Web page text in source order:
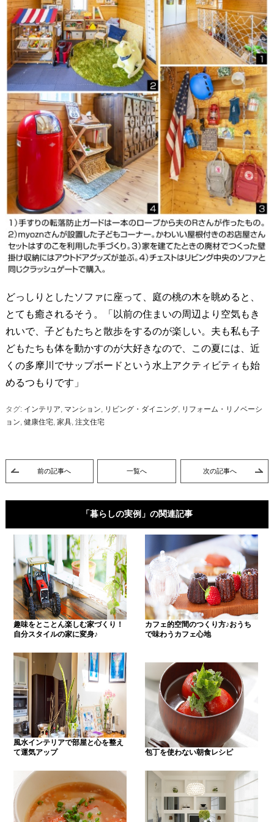
どっしりとしたソファに座って、庭の桃の木を眺めると、
とても癒されるそう。「以前の住まいの周辺より空気もき
れいで、子どもたちと散歩をするのが楽しい。夫も私も子
どもたちも体を動かすのが大好きなので、この夏には、近
くの多摩川でサップボードという水上アクティビティも始
めるつもりです」
タグ: インテリア, マンション, リビング・ダイニング, リフォーム・リノベーシ
ョン, 健康住宅, 家具, 注文住宅
前の記事へ 一覧へ 次の記事へ
「暮らしの実例」の関連記事
趣味をとことん楽しむ家づくり！
自分スタイルの家に変身♪
カフェ的空間のつくり方♪おうち
で味わうカフェ心地
風水インテリアで部屋と心を整え
て運気アップ
包丁を使わない朝食レシピ